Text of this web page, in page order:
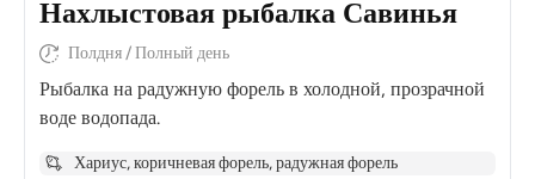
Нахлыстовая рыбалка Савинья
Полдня / Полный день
Рыбалка на радужную форель в холодной, прозрачной
воде водопада.
Хариус, коричневая форель, радужная форель